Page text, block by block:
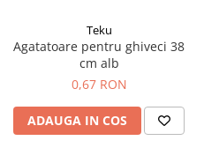
Seminte si bulbi de flori
Seminte de gazon
Turba si Substraturi
Ingrasaminte
Ingrasaminte BIO
Teku
Agatatoare pentru ghiveci 38
cm alb
0,67 RON
ADAUGA IN COS